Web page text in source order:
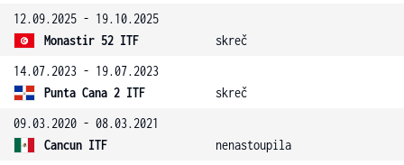
12.09.2025 - 19.10.2025
Monastir 52 ITF
skreč
14.07.2023 - 19.07.2023
Punta Cana 2 ITF
skreč
09.03.2020 - 08.03.2021
Cancun ITF
nenastoupila